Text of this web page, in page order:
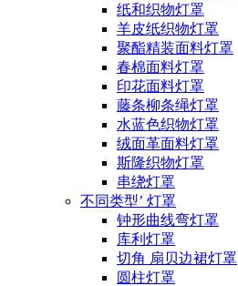
纸和织物灯罩
羊皮纸织物灯罩
聚酯精装面料灯罩
春棉面料灯罩
印花面料灯罩
藤条柳条绳灯罩
水蓝色织物灯罩
绒面革面料灯罩
斯隆织物灯罩
串绕灯罩
不同类型’ 灯罩
钟形曲线弯灯罩
库利灯罩
切角 扇贝边裙灯罩
圆柱灯罩